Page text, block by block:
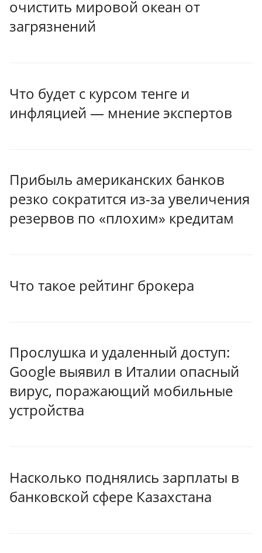
очистить мировой океан от
загрязнений
Что будет с курсом тенге и
инфляцией — мнение экспертов
Прибыль американских банков
резко сократится из-за увеличения
резервов по «плохим» кредитам
Что такое рейтинг брокера
Прослушка и удаленный доступ:
Google выявил в Италии опасный
вирус, поражающий мобильные
устройства
Насколько поднялись зарплаты в
банковской сфере Казахстана